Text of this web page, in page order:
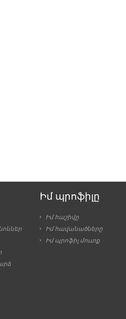
Իմ պրոֆիլը
Իմ հաշիվը
Իմ հավանածները
Իմ պրոֆիլ մուտք